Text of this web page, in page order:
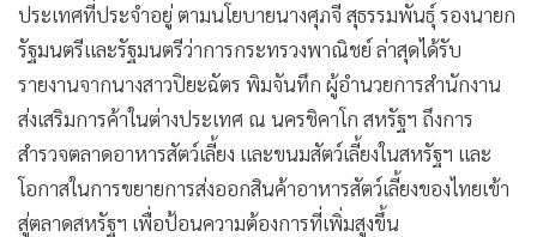
ประเทศที่ประจำอยู่ ตามนโยบายนางศุภจี สุธรรมพันธุ์ รองนายก
รัฐมนตรีและรัฐมนตรีว่าการกระทรวงพาณิชย์ ล่าสุดได้รับ
รายงานจากนางสาวปิยะฉัตร พิมจันทึก ผู้อำนวยการสำนักงาน
ส่งเสริมการค้าในต่างประเทศ ณ นครชิคาโก สหรัฐฯ ถึงการ
สำรวจตลาดอาหารสัตว์เลี้ยง และขนมสัตว์เลี้ยงในสหรัฐฯ และ
โอกาสในการขยายการส่งออกสินค้าอาหารสัตว์เลี้ยงของไทยเข้า
สู่ตลาดสหรัฐฯ เพื่อป้อนความต้องการที่เพิ่มสูงขึ้น